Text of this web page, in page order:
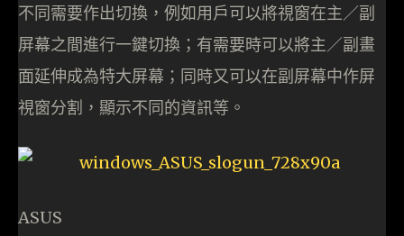
不同需要作出切換，例如用戶可以將視窗在主／副
屏幕之間進行一鍵切換；有需要時可以將主／副畫
面延伸成為特大屏幕；同時又可以在副屏幕中作屏
視窗分割，顯示不同的資訊等。
ASUS